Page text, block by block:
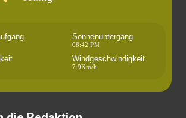
Sonnenuntergang
08:42 PM
Windgeschwindigkeit
7.9Km/h